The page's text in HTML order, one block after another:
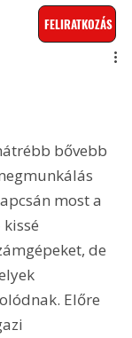
FELIRATKOZÁS
bővebb
most a
de
Előre